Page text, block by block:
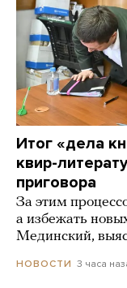
Итог «дела
квир-
приговора
За этим
а избежать
Мединский,
НОВОСТИ 3 часа